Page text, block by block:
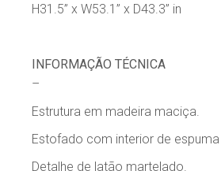
H31.5” x W53.1” x D43.3” in
INFORMAÇÃO TÉCNICA
–
Estrutura em madeira maciça.
Estofado com interior de
Detalhe de latão martelado.